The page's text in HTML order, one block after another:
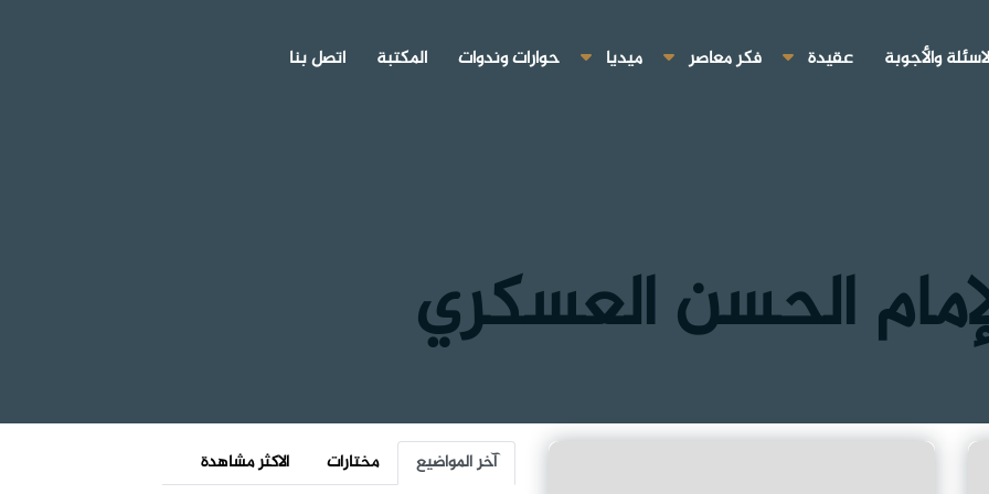
والأجوبة عقيدة فكر معاصر ميديا حوارات وندوات المكتبة اتصل بنا
الحسن العسكري
آخر المواضيع مختارات
الاكثر مشاهدة